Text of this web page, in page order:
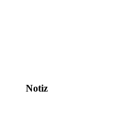
Notiz